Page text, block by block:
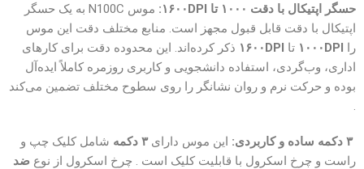
حسگر اپتیکال با دقت ۱۰۰۰ تا ۱۶۰۰DPI:
موس N100C به یک حسگر
اپتیکال با دقت قابل قبول مجهز است. منابع مختلف دقت این موس
را ۱۰۰۰DPI تا ۱۶۰۰DPI ذکر کرده‌اند. این محدوده دقت برای کارهای
اداری، وب‌گردی، استفاده دانشجویی و کاربری روزمره کاملاً ایده‌آل
بوده و حرکت نرم و روان نشانگر را روی سطوح مختلف تضمین می‌کند
.
۳ دکمه ساده و کاربردی: این موس دارای۳ دکمه
شامل کلیک چپ و
راست و چرخ اسکرول با قابلیت کلیک است . چرخ اسکرول از نوع ضد